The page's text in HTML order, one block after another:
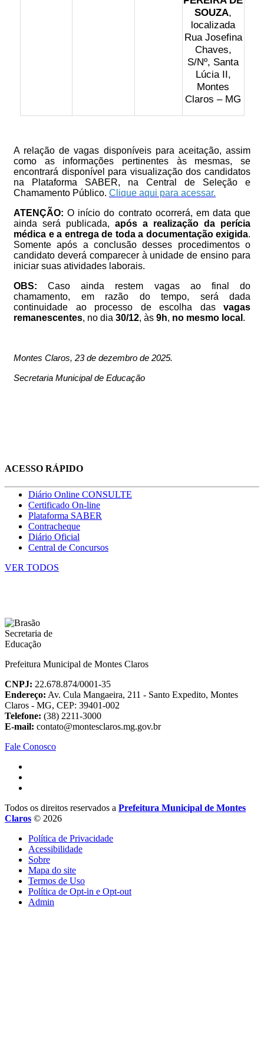
SOUZA,
localizada
Rua Josefina
Chaves,
S/Nº, Santa
Lúcia II,
Montes
Claros – MG
A relação de vagas disponíveis para aceitação, assim
como as informações pertinentes às mesmas, se
encontrará disponível para visualização dos candidatos
na Plataforma SABER, na Central de Seleção e
Chamamento Público. Clique aqui para acessar.
ATENÇÃO: O início do contrato ocorrerá, em data que
ainda será publicada, após a realização da perícia
médica e a entrega de toda a documentação exigida.
Somente após a conclusão desses procedimentos o
candidato deverá comparecer à unidade de ensino para
iniciar suas atividades laborais.
OBS: Caso ainda restem vagas ao final do
chamamento, em razão do tempo, será dada
continuidade ao processo de escolha dasvagas
remanescentes, no dia 30/12, às 9h, no mesmo local .
Montes Claros, 23 de dezembro de 2025.
Secretaria Municipal de Educação
ACESSO RÁPIDO
Diário Online CONSULTE
Certificado On-line
Plataforma SABER
Contracheque
Diário Oficial
Central de Concursos
VER TODOS
Prefeitura Municipal de Montes Claros
CNPJ: 22.678.874/0001-35
Endereço: Av. Cula Mangaeira, 211 - Santo Expedito, Montes
Claros - MG, CEP: 39401-002
Telefone: (38) 2211-3000
E-mail: contato@montesclaros.mg.gov.br
Fale Conosco
Todos os direitos reservados a Prefeitura Municipal de Montes
Claros © 2026
Política de Privacidade
Acessibilidade
Sobre
Mapa do site
Termos de Uso
Política de Opt-in e Opt-out
Admin